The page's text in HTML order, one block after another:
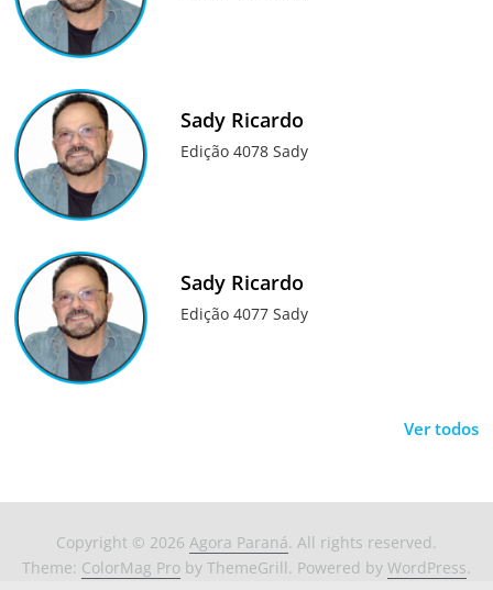
Sady Ricardo
Edição 4078 Sady
Sady Ricardo
Edição 4077 Sady
Ver todos
Copyright © 2026 Agora Paraná. All rights reserved.
Theme: ColorMag Proby ThemeGrill. Powered by WordPress.